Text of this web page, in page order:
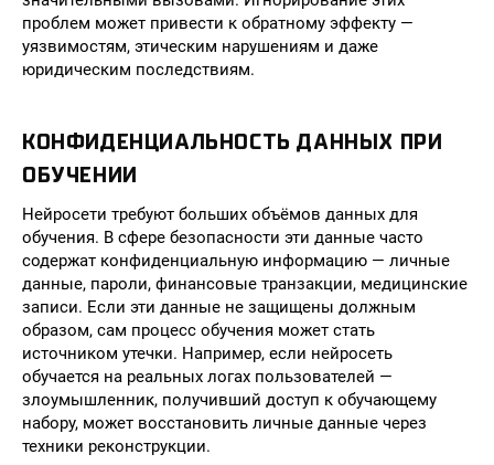
проблем может привести к обратному эффекту —
уязвимостям, этическим нарушениям и даже
юридическим последствиям.
КОНФИДЕНЦИАЛЬНОСТЬ ДАННЫХ ПРИ
ОБУЧЕНИИ
Нейросети требуют больших объёмов данных для
обучения. В сфере безопасности эти данные часто
содержат конфиденциальную информацию — личные
данные, пароли, финансовые транзакции, медицинские
записи. Если эти данные не защищены должным
образом, сам процесс обучения может стать
источником утечки. Например, если нейросеть
обучается на реальных логах пользователей —
злоумышленник, получивший доступ к обучающему
набору, может восстановить личные данные через
техники реконструкции.